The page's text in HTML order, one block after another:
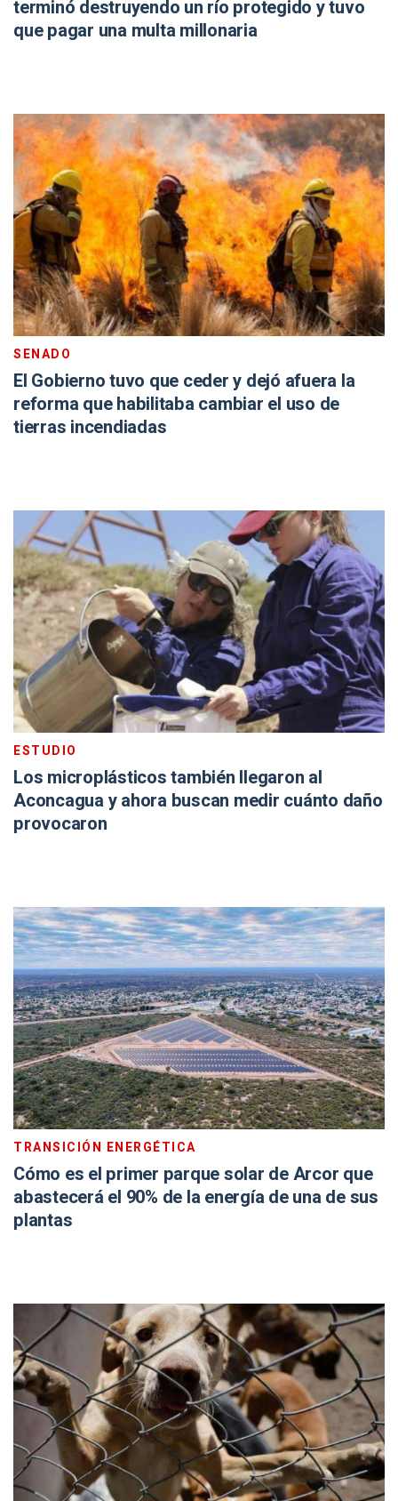
terminó destruyendo un río protegido y tuvo
que pagar una multa millonaria
SENADO
El Gobierno tuvo que ceder y dejó afuera la
reforma que habilitaba cambiar el uso de
tierras incendiadas
ESTUDIO
Los microplásticos también llegaron al
Aconcagua y ahora buscan medir cuánto daño
provocaron
TRANSICIÓN ENERGÉTICA
Cómo es el primer parque solar de Arcor que
abastecerá el 90% de la energía de una de sus
plantas